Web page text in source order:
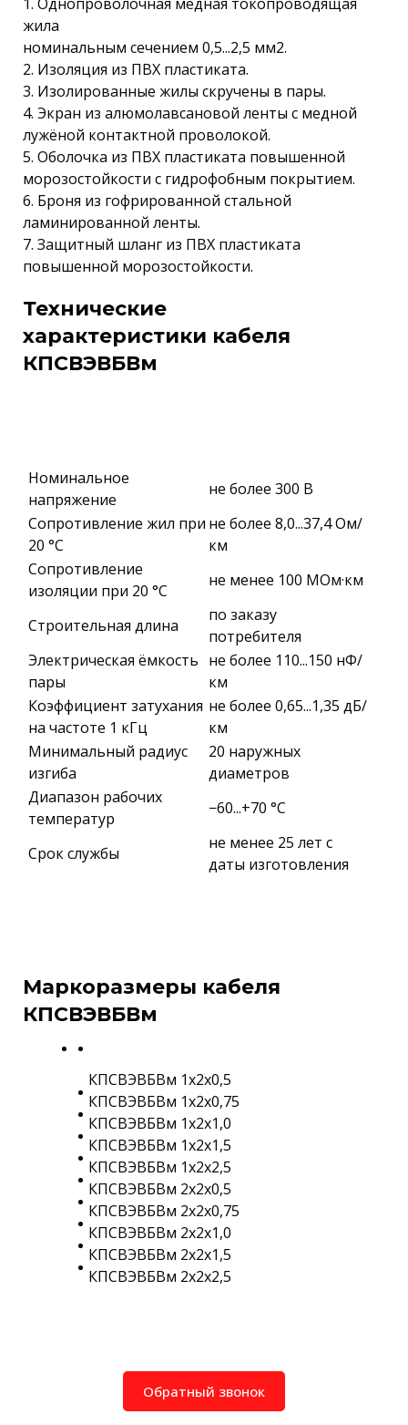
жила
номинальным сечением 0,5...2,5 мм2.
2. Изоляция из ПВХ пластиката.
3. Изолированные жилы скручены в пары.
4. Экран из алюмолавсановой ленты с медной
лужёной контактной проволокой.
5. Оболочка из ПВХ пластиката повышенной
морозостойкости с гидрофобным покрытием.
6. Броня из гофрированной стальной
ламинированной ленты.
7. Защитный шланг из ПВХ пластиката
повышенной морозостойкости.
Технические
характеристики кабеля
КПСВЭВБВм
Номинальное
напряжение
не более 300 В
Сопротивление жил при
20 °С
не более 8,0...37,4 Ом/
км
Сопротивление
изоляции при 20 °С
не менее 100 МОм·км
Строительная длина
по заказу
потребителя
Электрическая ёмкость
пары
не более 110...150 нФ/
км
Коэффициент затухания
на частоте 1 кГц
не более 0,65...1,35 дБ/
км
Минимальный радиус
изгиба
20 наружных
диаметров
Диапазон рабочих
температур
−60...+70 °C
Срок службы
не менее 25 лет с
даты изготовления
Маркоразмеры кабеля
КПСВЭВБВм
КПСВЭВБВм 1х2х0,5
КПСВЭВБВм 1х2х0,75
КПСВЭВБВм 1х2х1,0
КПСВЭВБВм 1х2х1,5
КПСВЭВБВм 1х2х2,5
КПСВЭВБВм 2х2х0,5
КПСВЭВБВм 2х2х0,75
КПСВЭВБВм 2х2х1,0
КПСВЭВБВм 2х2х1,5
КПСВЭВБВм 2х2х2,5
Обратный звонок